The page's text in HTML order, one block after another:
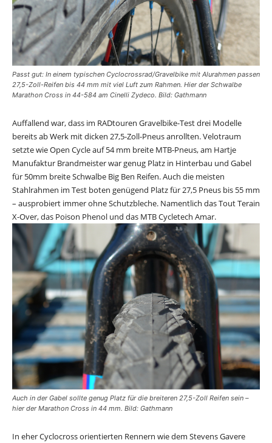
Passt gut: In einem typischen Cyclocrossrad/Gravelbike mit Alurahmen passen
27,5-Zoll-Reifen bis 44 mm mit viel Luft zum Rahmen. Hier der Schwalbe
Marathon Cross in 44-584 am Cinelli Zydeco. Bild: Gathmann
Auffallend war, dass im RADtouren Gravelbike-Test drei Modelle
bereits ab Werk mit dicken 27,5-Zoll-Pneus anrollten. Velotraum
setzte wie Open Cycle auf 54 mm breite MTB-Pneus, am Hartje
Manufaktur Brandmeister war genug Platz in Hinterbau und Gabel
für 50mm breite Schwalbe Big Ben Reifen. Auch die meisten
Stahlrahmen im Test boten genügend Platz für 27,5 Pneus bis 55 mm
– ausprobiert immer ohne Schutzbleche. Namentlich das Tout Terain
X-Over, das Poison Phenol und das MTB Cycletech Amar.
Auch in der Gabel sollte genug Platz für die breiteren 27,5-Zoll Reifen sein –
hier der Marathon Cross in 44 mm. Bild: Gathmann
In eher Cyclocross orientierten Rennern wie dem Stevens Gavere